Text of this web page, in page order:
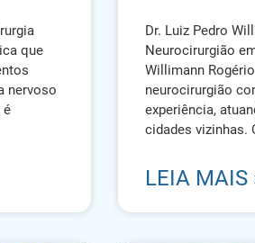
que
nervoso
é
Dr. Luiz Pedro
Neurocirurgião
Willimann
neurocirurgião
experiência,
cidades vizinhas.
LEIA MAIS